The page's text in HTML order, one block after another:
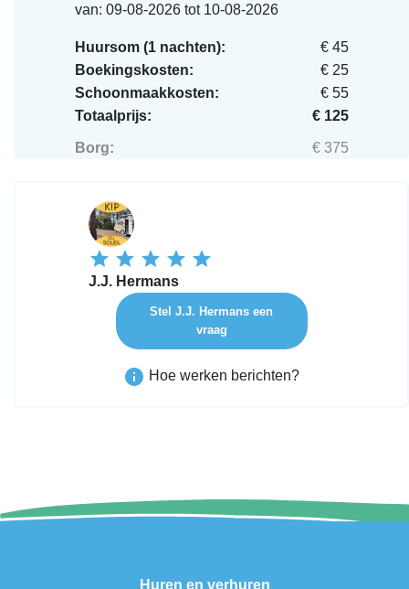
van: 09-08-2026 tot 10-08-2026
Huursom (1 nachten):
€ 45
Boekingskosten:
€ 25
Schoonmaakkosten:
€ 55
Totaalprijs:
€ 125
Borg: € 375
J.J. Hermans
Stel J.J. Hermans een
vraag
Hoe werken berichten?
Huren en verhuren